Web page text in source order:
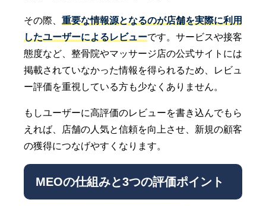
その際、 重要な情報源となるのが店舗を実際に利用
したユーザーによるレビューです。サービスや接客
態度など、整骨院やマッサージ店の公式サイトには
掲載されていなかった情報を得られるため、レビュ
ー評価を重視している方も少なくありません。
もしユーザーに高評価のレビューを書き込んでもら
えれば、店舗の人気と信頼を向上させ、新規の顧客
の獲得につなげやすくなります。
MEOの仕組みと3つの評価ポイント